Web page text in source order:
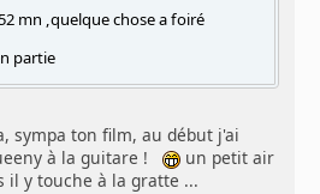
mn ,quelque chose a foiré
partie
sympa ton film, au début j'ai
à la guitare !
un petit air
il y touche à la gratte ...